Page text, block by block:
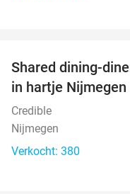
Shared dining-
in hartje Nijmegen
Credible
Nijmegen
Verkocht: 380